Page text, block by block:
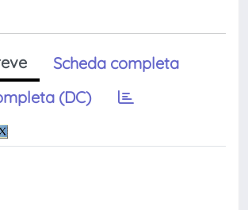
Scheda completa
(DC)